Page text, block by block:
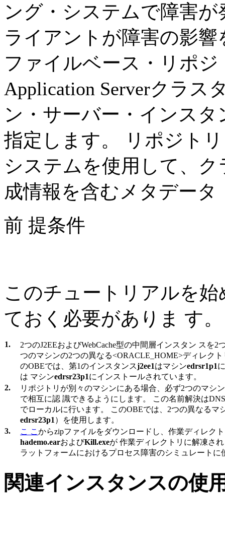
ング・システムで障害
ライアントが障害の影
ファイルベース・リポ
Application Serverクラス
ン・サーバー・インス
指定します。 リポジト
システムを使用して、
成情報を含むメタデー
前 提条件
このチュートリアルを
ておく必要がありま す。
1.
2つのJ2EEおよびWebCache型の中間層インスタン スを
つのマシンの2つの異なる<ORACLE_HOME>ディレク
のOBEでは、第1のインスタンスj2ee1はマシンedrsr1p1
は マシンedrsr23p1にインストールされています。
2.
リポジトリが別々のマシンにある場合、必ず2つのマシ
で相互に認 識できるようにします。 この名前解決は
でローカルに行います。 このOBEでは、2つの異なるマ
edrsr23p1 ）を使用します。
3.
こ こ からzipファイルをダウンロードし、作業ディレク
hademo.earおよびKill.exeが 作業ディレクトリに解凍さ
ラットフォームにおけるプロセス障害のシミュレートに
関連インスタンスの使